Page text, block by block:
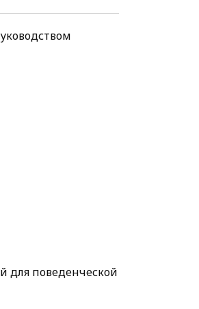
для поведенческой